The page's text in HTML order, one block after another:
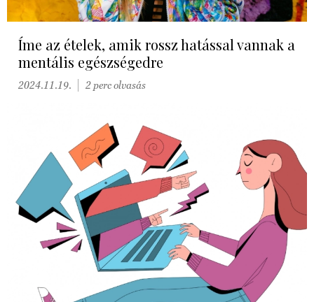
Íme az ételek, amik rossz hatással vannak a
mentális egészségedre
2024.11.19. 2 perc olvasás